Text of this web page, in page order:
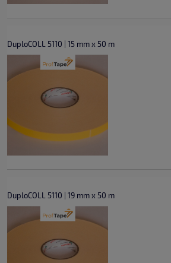
DuploCOLL 5110 | 15 mm x 50 m
DuploCOLL 5110 | 19 mm x 50 m